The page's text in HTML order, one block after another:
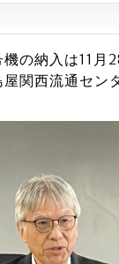
機の納入は11月
関西流通セン